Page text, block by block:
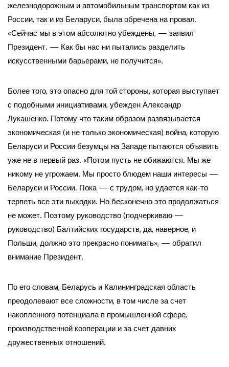
железнодорожным и автомобильным транспортом как из
России, так и из Беларуси, была обречена на провал.
«Сейчас мы в этом абсолютно убеждены, — заявил
Президент. — Как бы нас ни пытались разделить
искусственными барьерами, не получится».
Более того, это опасно для той стороны, которая выступает
с подобными инициативами, убежден Александр
Лукашенко. Потому что таким образом развязывается
экономическая (и не только экономическая) война, которую
Беларуси и России безумцы на Западе пытаются объявить
уже не в первый раз. «Потом пусть не обижаются. Мы же
никому не угрожаем. Мы просто блюдем наши интересы —
Беларуси и России. Пока — с трудом, но удается как-то
терпеть все эти выходки. Но бесконечно это продолжаться
не может. Поэтому руководство (подчеркиваю —
руководство) Балтийских государств, да, наверное, и
Польши, должно это прекрасно понимать», — обратил
внимание Президент.
По его словам, Беларусь и Калининградская область
преодолевают все сложности, в том числе за счет
накопленного потенциала в промышленной сфере,
производственной кооперации и за счет давних
дружественных отношений.